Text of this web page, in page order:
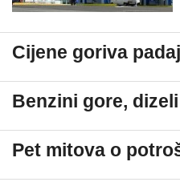
Cijene goriva
Benzini gore,
Pet mitova o